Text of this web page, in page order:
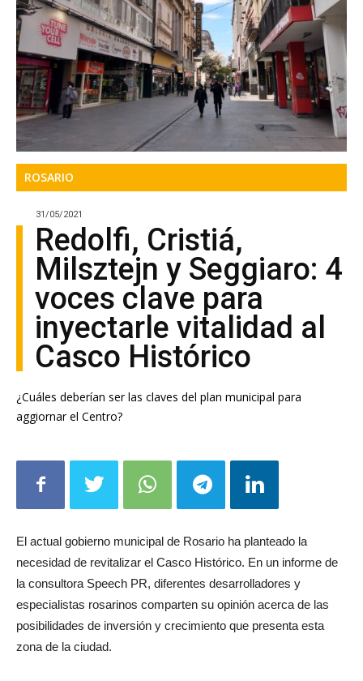
ROSARIO
31/05/2021
Redolfi, Cristiá,
Milsztejn y Seggiaro: 4
voces clave para
inyectarle vitalidad al
Casco Histórico
¿Cuáles deberían ser las claves del plan municipal para
aggiornar el Centro?
El actual gobierno municipal de Rosario ha planteado la
necesidad de revitalizar el Casco Histórico. En un informe de
la consultora Speech PR, diferentes desarrolladores y
especialistas rosarinos comparten su opinión acerca de las
posibilidades de inversión y crecimiento que presenta esta
zona de la ciudad.